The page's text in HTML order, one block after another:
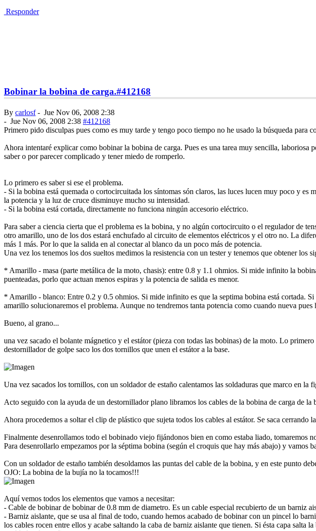
Responder
Bobinar la bobina de carga.#412168
By carlosf- Jue Nov 06, 2008 2:38
- Jue Nov 06, 2008 2:38 #412168
Primero pido disculpas pues como es muy tarde y tengo poco tiempo no he usado la búsqueda para
Ahora intentaré explicar como bobinar la bobina de carga. Pues es una tarea muy sencilla, laboriosa
saber o por parecer complicado y tener miedo de romperlo.
Lo primero es saber si ese el problema.
- Si la bobina está quemada o cortocircuitada los síntomas són claros, las luces lucen muy poco y
la potencia y la luz de cruce disminuye mucho su intensidad.
- Si la bobina está cortada, directamente no funciona ningún accesorio eléctrico.
Para saber a ciencia cierta que el problema es la bobina, y no algún cortocircuito o el regulador de
otro amarillo, uno de los dos estará enchufado al circuito de elementos eléctricos y el otro no. La
más 1 más. Por lo que la salida en al conectar al blanco da un poco más de potencia.
Una vez los tenemos los dos sueltos medimos la resistencia con un tester y tenemos que obtener los
* Amarillo - masa (parte metálica de la moto, chasis): entre 0.8 y 1.1 ohmios. Si mide infinito la
puenteadas, porlo que actuan menos espiras y la potencia de salida es menor.
* Amarillo - blanco: Entre 0.2 y 0.5 ohmios. Si mide infinito es que la septima bobina está cortada.
amarillo solucionaremos el problema. Aunque no tendremos tanta potencia como cuando nueva pues
Bueno, al grano...
una vez sacado el bolante mágnetico y el estátor (pieza con todas las bobinas) de la moto. Lo
destornillador de golpe saco los dos tornillos que unen el estátor a la base.
Una vez sacados los tornillos, con un soldador de estaño calentamos las soldaduras que marco en
Acto seguido con la ayuda de un destornillador plano libramos los cables de la bobina de carga de
Ahora procedemos a soltar el clip de plástico que sujeta todos los cables al estátor. Se saca
Finalmente desenrollamos todo el bobinado viejo fijándonos bien en como estaba liado, tomaremos
Para desenrollarlo empezamos por la séptima bobina (según el croquis que hay más abajo) y vamos
Con un soldador de estaño también desoldamos las puntas del cable de la bobina, y en este punto
OJO: La bobina de la bujía no la tocamos!!!
Aquí vemos todos los elementos que vamos a necesitar:
- Cable de bobinar de bobinar de 0.8 mm de diametro. Es un cable especial recubierto de un barniz
- Barniz aislante, que se usa al final de todo, cuando hemos acabado de bobinar con un pincel lo
los cables rocen entre ellos y acabe saltando la caba de barniz aislante que tienen. Si ésta capa salta